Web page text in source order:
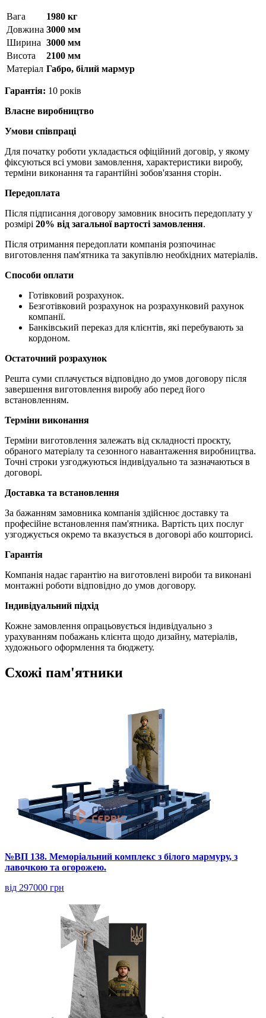
Вага
1980 кг
Довжина 3000 мм
Ширина 3000 мм
Висота
2100 мм
Матерiал Габро, білий мармур
Гарантія: 10 років
Власне виробництво
Умови співпраці
Для початку роботи укладається офіційний договір, у якому
фіксуються всі умови замовлення, характеристики виробу,
терміни виконання та гарантійні зобов'язання сторін.
Передоплата
Після підписання договору замовник вносить передоплату у
розмірі 20% від загальної вартості замовлення.
Після отримання передоплати компанія розпочинає
виготовлення пам'ятника та закупівлю необхідних матеріалів.
Способи оплати
Готівковий розрахунок.
Безготівковий розрахунок на розрахунковий рахунок
компанії.
Банківський переказ для клієнтів, які перебувають за
кордоном.
Остаточний розрахунок
Решта суми сплачується відповідно до умов договору після
завершення виготовлення виробу або перед його
встановленням.
Терміни виконання
Терміни виготовлення залежать від складності проєкту,
обраного матеріалу та сезонного навантаження виробництва.
Точні строки узгоджуються індивідуально та зазначаються в
договорі.
Доставка та встановлення
За бажанням замовника компанія здійснює доставку та
професійне встановлення пам'ятника. Вартість цих послуг
узгоджується окремо та вказується в договорі або кошторисі.
Гарантія
Компанія надає гарантію на виготовлені вироби та виконані
монтажні роботи відповідно до умов договору.
Індивідуальний підхід
Кожне замовлення опрацьовується індивідуально з
урахуванням побажань клієнта щодо дизайну, матеріалів,
художнього оформлення та бюджету.
Схожі пам'ятники
№ВП 138. Меморіальний комплекс з білого мармуру, з
лавочкою та огорожею.
від 297000 грн